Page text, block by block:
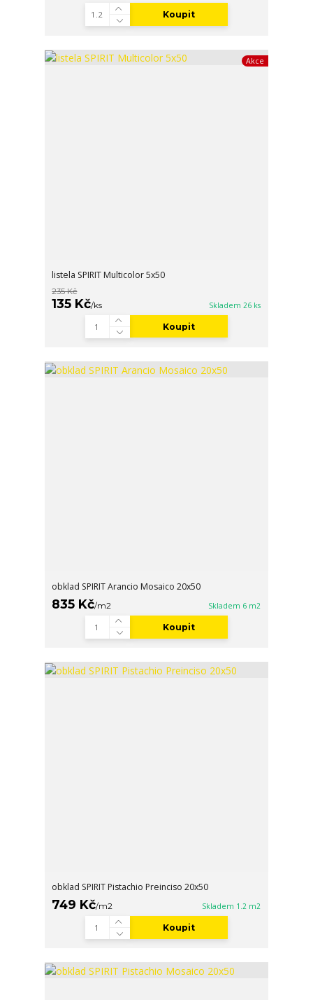
Koupit
Akce
listela SPIRIT Multicolor 5x50
235 Kč
135 Kč/ks Skladem 26 ks
Koupit
obklad SPIRIT Arancio Mosaico 20x50
835 Kč/m2 Skladem 6 m2
Koupit
obklad SPIRIT Pistachio Preinciso 20x50
749 Kč/m2 Skladem 1.2 m2
Koupit